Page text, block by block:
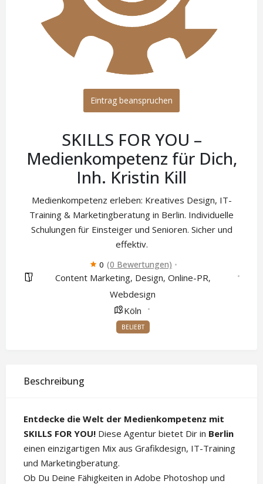
Eintrag beanspruchen
SKILLS FOR YOU –
Medienkompetenz für Dich,
Inh. Kristin Kill
Medienkompetenz erleben: Kreatives Design, IT-
Training & Marketingberatung in Berlin. Individuelle
Schulungen für Einsteiger und Senioren. Sicher und
effektiv.
0 (0 Bewertungen)
Content Marketing, Design, Online-PR,
Webdesign
Köln
BELIEBT
Beschreibung
Entdecke die Welt der Medienkompetenz mit
SKILLS FOR YOU! Diese Agentur bietet Dir in Berlin
einen einzigartigen Mix aus Grafikdesign, IT-Training
und Marketingberatung.
Ob Du Deine Fähigkeiten in Adobe Photoshop und